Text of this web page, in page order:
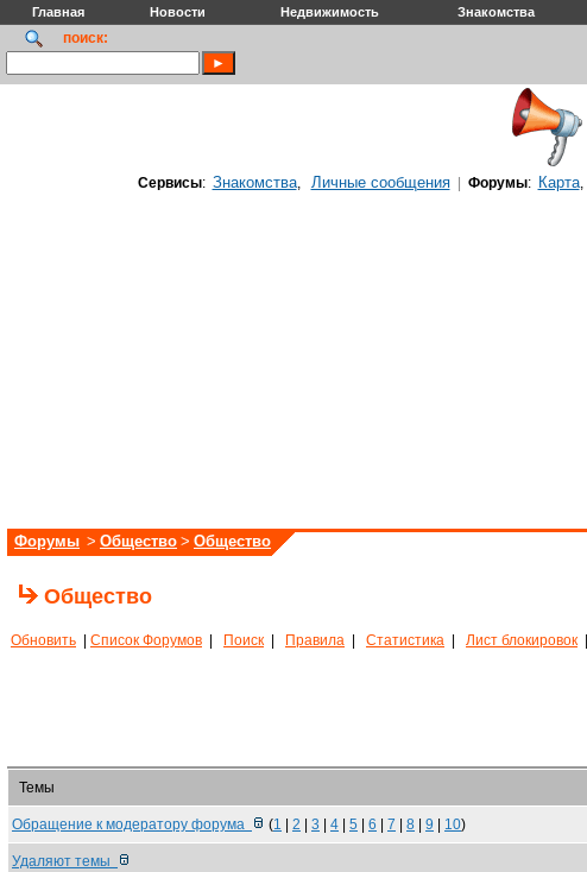
Главная Новости Недвижимость Знакомства
поиск:
Сервисы: Знакомства, Личные сообщения| Форумы: Карта,
Форумы > Общество > Общество
Общество
Обновить Список Форумов Поиск Правила Статистика Лист блокировок
Темы
Обращение к модератору форума (1 2 3 4 5 6 7 8 9 10)
Удаляют темы